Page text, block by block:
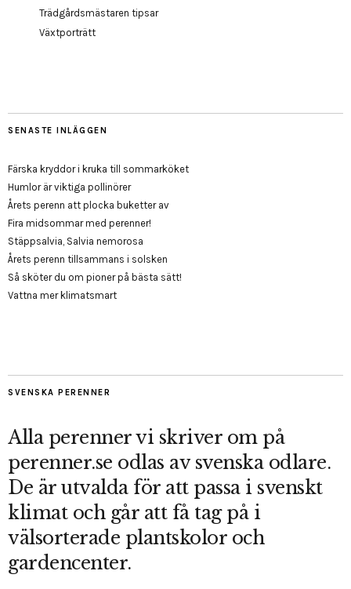
Trädgårdsmästaren tipsar
Växtporträtt
SENASTE INLÄGGEN
Färska kryddor i kruka till sommarköket
Humlor är viktiga pollinörer
Årets perenn att plocka buketter av
Fira midsommar med perenner!
Stäppsalvia, Salvia nemorosa
Årets perenn tillsammans i solsken
Så sköter du om pioner på bästa sätt!
Vattna mer klimatsmart
SVENSKA PERENNER
Alla perenner vi skriver om på
perenner.se odlas av svenska odlare.
De är utvalda för att passa i svenskt
klimat och går att få tag på i
välsorterade plantskolor och
gardencenter.